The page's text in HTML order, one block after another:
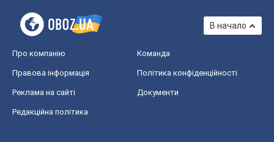
В начало
Про компанію Команда
Правова інформація Політика конфіденційності
Реклама на сайті Документи
Редакційна політика